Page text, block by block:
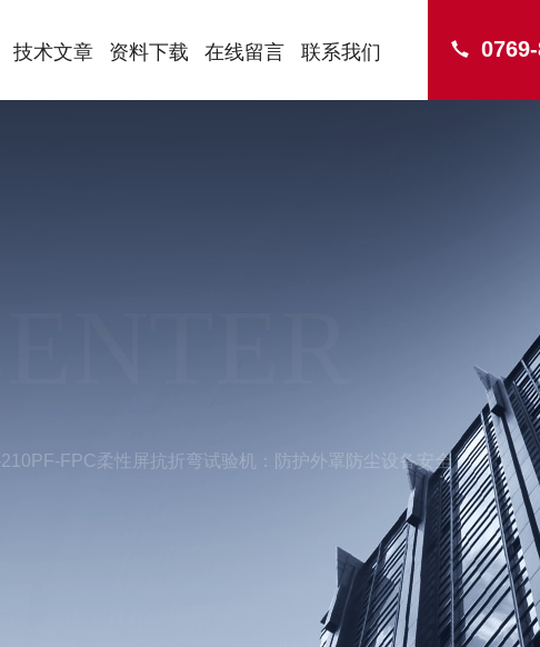
技术文章 资料下载 在线留言 联系我们
210PF-FPC柔性屏抗折弯试验机：防护外罩防尘设备安全